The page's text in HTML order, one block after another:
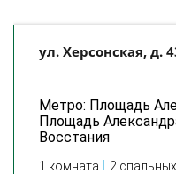
ул. Херсонская, д.
Метро: Площадь
Площадь
Восстания
1 комната 2